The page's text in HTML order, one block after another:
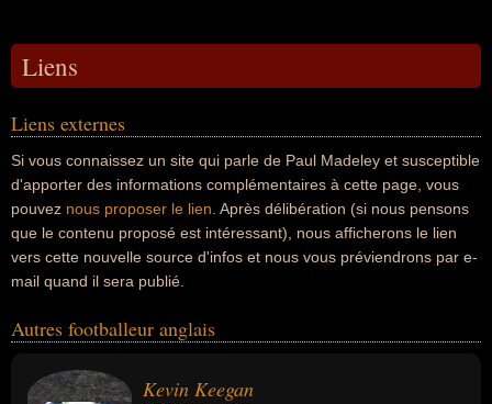
Liens
Liens externes
Si vous connaissez un site qui parle de Paul Madeley et susceptible
d'apporter des informations complémentaires à cette page, vous
pouvez nous proposer le lien . Après délibération (si nous pensons
que le contenu proposé est intéressant), nous afficherons le lien
vers cette nouvelle source d'infos et nous vous préviendrons par e-
mail quand il sera publié.
Autres footballeur anglais
Kevin Keegan